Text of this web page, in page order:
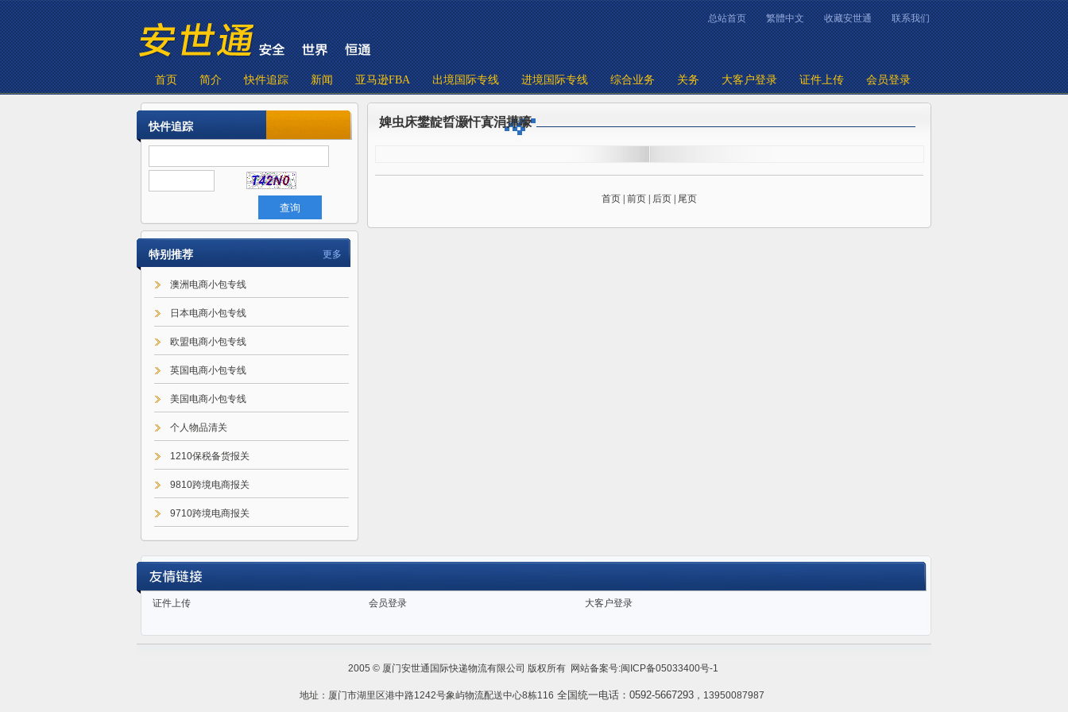
总站首页 繁體中文 收藏安世通 联系我们
首页 简介 快件追踪 新闻 亚马逊FBA 出境国际专线 进境国际专线 综合业务 关务 大客户登录 证件上传 会员登录
快件追踪
更多
特别推荐
澳洲电商小包专线
日本电商小包专线
欧盟电商小包专线
英国电商小包专线
美国电商小包专线
个人物品清关
1210保税备货报关
9810跨境电商报关
9710跨境电商报关
9610跨境电商报关
婢虫床鐢靛晢灏忓寘涓撶嚎
首页 前页 后页 尾页
证件上传 会员登录 大客户登录
2005 © 厦门安世通国际快递物流有限公司 版权所有 网站备案号:闽ICP备05033400号-1
地址：厦门市湖里区港中路1242号象屿物流配送中心8栋116 全国统一电话：0592-5667293，13950087987